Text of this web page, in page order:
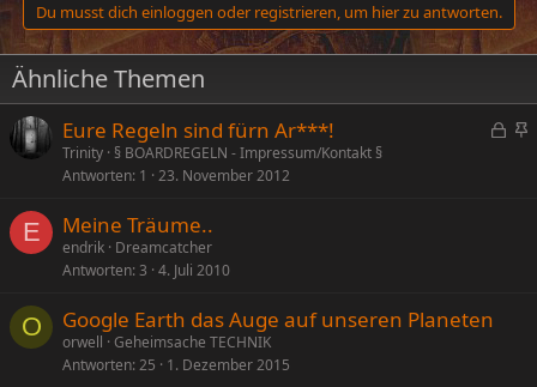
Du musst dich einloggen oder registrieren, um hier zu antworten.
Ähnliche Themen
G A
Eure Regeln sind fürn Ar***!
Trinity § BOARDREGELN - Impressum/Kontakt §
Antworten 1 23. November 2012
E Meine Träume..
endrik Dreamcatcher
Antworten 3 4. Juli 2010
O Google Earth das Auge auf unseren Planeten
orwell
Geheimsache TECHNIK
Antworten 25 1. Dezember 2015